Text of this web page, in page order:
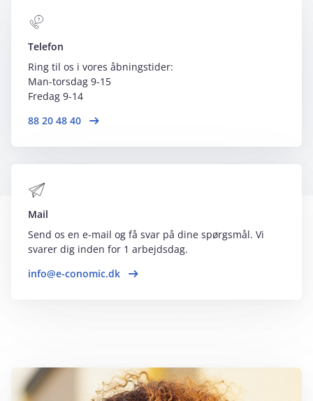
Telefon
Ring til os i vores åbningstider:
Man-torsdag 9-15
Fredag 9-14
88 20 48 40
Mail
Send os en e-mail og få svar på dine spørgsmål. Vi
svarer dig inden for 1 arbejdsdag.
info@e-conomic.dk